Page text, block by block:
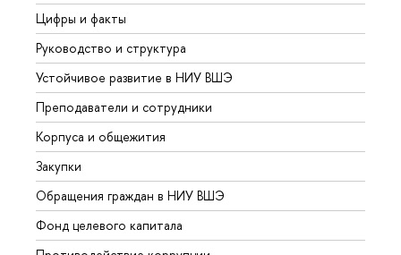
Цифры и факты
Руководство и структура
Устойчивое развитие в НИУ ВШЭ
Преподаватели и сотрудники
Корпуса и общежития
Закупки
Обращения граждан в НИУ ВШЭ
Фонд целевого капитала